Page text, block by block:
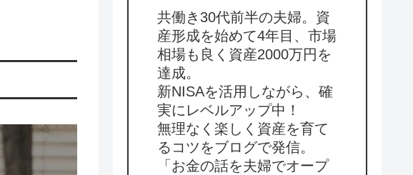
共働き30代前半の夫婦。資
産形成を始めて4年目、市場
相場も良く資産2000万円を
達成。
新NISAを活用しながら、確
実にレベルアップ中！
無理なく楽しく資産を育て
るコツをブログで発信。
「お金の話を夫婦でオープ